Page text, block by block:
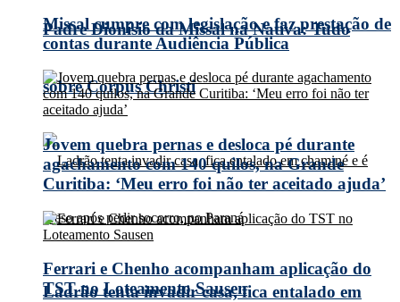
Padre Dionísio da Missal na Nativa: Tudo
sobre Corpus Christi
Ladrão tenta invadir casa, fica entalado em
Missal cumpre com legislação e faz prestação de
contas durante Audiência Pública
Jovem quebra pernas e desloca pé durante
agachamento com 140 quilos, na Grande
Curitiba: ‘Meu erro foi não ter aceitado ajuda’
Ferrari e Chenho acompanham aplicação do
TST no Loteamento Sausen